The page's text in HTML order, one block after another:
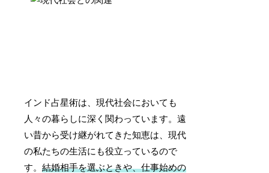
インド占星術は、現代社会においても
人々の暮らしに深く関わっています。遠
い昔から受け継がれてきた知恵は、現代
の私たちの生活にも役立っているので
す。結婚相手を選ぶときや、仕事始めの